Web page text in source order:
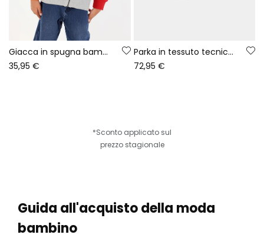
Giacca in spugna bambino grigio vigoré Game On
35,95 €
Parka in tessuto tecnico bambino blu reversibile stampata
72,95 €
*Sconto applicato sul
prezzo stagionale
Guida all'acquisto della moda
bambino